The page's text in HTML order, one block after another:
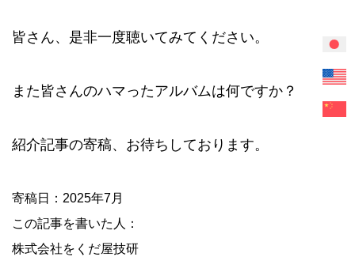
皆さん、是非一度聴いてみてください。
また皆さんのハマったアルバムは何ですか？
紹介記事の寄稿、お待ちしております。
寄稿日：2025年7月
この記事を書いた人：
株式会社をくだ屋技研